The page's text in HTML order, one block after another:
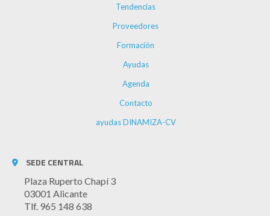
Tendencias
Proveedores
Formación
Ayudas
Agenda
Contacto
ayudas DINAMIZA-CV
SEDE CENTRAL
Plaza Ruperto Chapí 3
03001 Alicante
Tlf. 965 148 638